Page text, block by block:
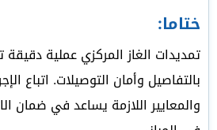
ختاما:
تمديدات الغاز المركزي عملية
بالتفاصيل وأمان التوصيلات. اتباع
والمعايير اللازمة يساعد في ضمان